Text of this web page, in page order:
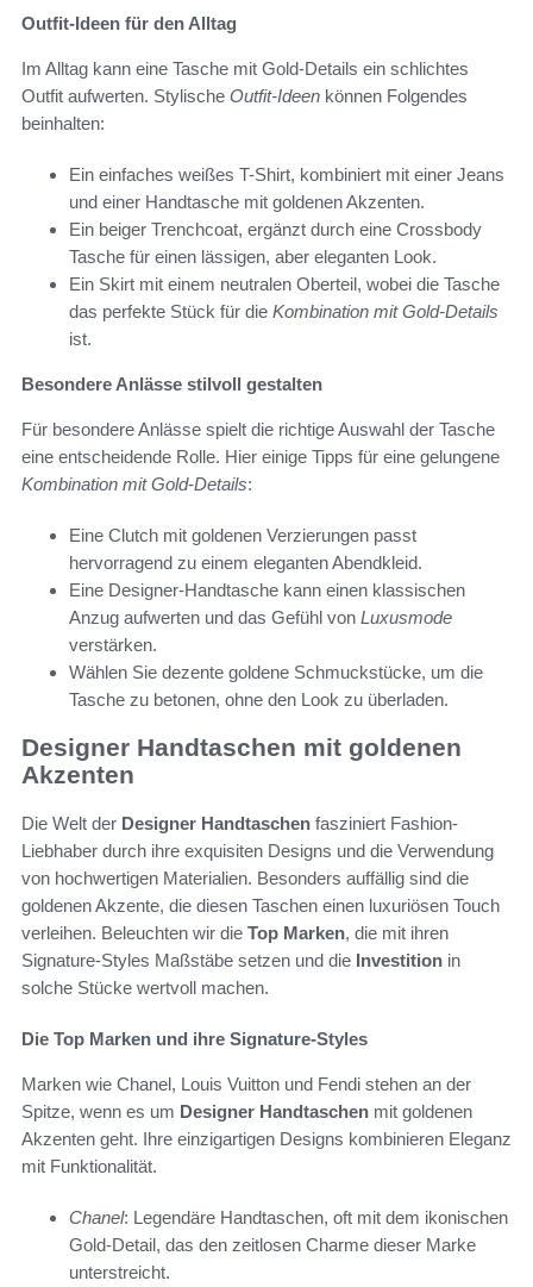
Outfit-Ideen für den Alltag
Im Alltag kann eine Tasche mit Gold-Details ein schlichtes
Outfit aufwerten. Stylische Outfit-Ideen können Folgendes
beinhalten:
Ein einfaches weißes T-Shirt, kombiniert mit einer Jeans
und einer Handtasche mit goldenen Akzenten.
Ein beiger Trenchcoat, ergänzt durch eine Crossbody
Tasche für einen lässigen, aber eleganten Look.
Ein Skirt mit einem neutralen Oberteil, wobei die Tasche
das perfekte Stück für die Kombination mit Gold-Details
ist.
Besondere Anlässe stilvoll gestalten
Für besondere Anlässe spielt die richtige Auswahl der Tasche
eine entscheidende Rolle. Hier einige Tipps für eine gelungene
Kombination mit Gold-Details:
Eine Clutch mit goldenen Verzierungen passt
hervorragend zu einem eleganten Abendkleid.
Eine Designer-Handtasche kann einen klassischen
Anzug aufwerten und das Gefühl von Luxusmode
verstärken.
Wählen Sie dezente goldene Schmuckstücke, um die
Tasche zu betonen, ohne den Look zu überladen.
Designer Handtaschen mit goldenen
Akzenten
Die Welt der Designer Handtaschen fasziniert Fashion-
Liebhaber durch ihre exquisiten Designs und die Verwendung
von hochwertigen Materialien. Besonders auffällig sind die
goldenen Akzente, die diesen Taschen einen luxuriösen Touch
verleihen. Beleuchten wir die Top Marken, die mit ihren
Signature-Styles Maßstäbe setzen und die Investition in
solche Stücke wertvoll machen.
Die Top Marken und ihre Signature-Styles
Marken wie Chanel, Louis Vuitton und Fendi stehen an der
Spitze, wenn es um Designer Handtaschen mit goldenen
Akzenten geht. Ihre einzigartigen Designs kombinieren Eleganz
mit Funktionalität.
Chanel: Legendäre Handtaschen, oft mit dem ikonischen
Gold-Detail, das den zeitlosen Charme dieser Marke
unterstreicht.